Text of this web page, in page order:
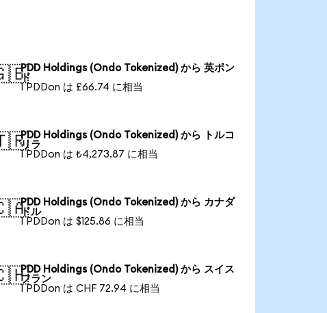
PDD Holdings (Ondo Tokenized) から 英ポン
ド
1 PDDon は £66.74 に相当
PDD Holdings (Ondo Tokenized) から トルコ
リラ
1 PDDon は ₺4,273.87 に相当
PDD Holdings (Ondo Tokenized) から カナダ
ドル
1 PDDon は $125.86 に相当
PDD Holdings (Ondo Tokenized) から スイス
フラン
1 PDDon は CHF 72.94 に相当